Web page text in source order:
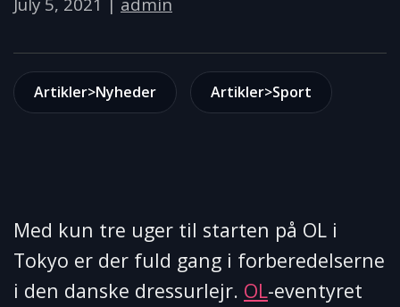
Artikler>Nyheder Artikler>Sport
Med kun tre uger til starten på OL i
Tokyo er der fuld gang i forberedelserne
i den danske dressurlejr. OL-eventyret